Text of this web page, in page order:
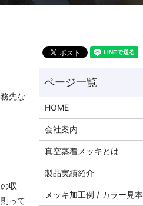
先な
収
って
HOME
会社案内
真空蒸着メッキとは
製品実績紹介
メッキ加工例 / カラー見本